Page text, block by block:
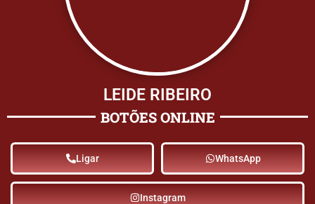
LEIDE RIBEIRO
BOTÕES ONLINE
Ligar WhatsApp
Instagram